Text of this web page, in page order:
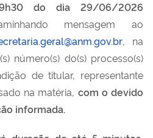
do dia 29/06/2026
mensagem ao
, na
número(s) do(s) processo(s)
de titular, representante
na matéria, com o devido
informada.